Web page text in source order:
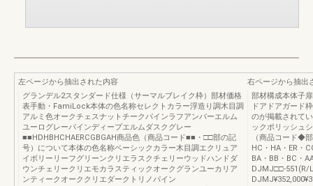
左ページから抽出された内容
グランデル2スタンダード仕様（サーマルブレイク枠）部材価格
表手動・FamiLock本体の色名称セレクトカラー浮造り調木目調
アルミ色オークチェスナットチークパインラフアンバーエルム
ユーログレーパインディープエルムダスクグレー
■■HDHBHCHAERCGBGAH商品色（商品コード■■・□□部の記
号）について本体の色名称ベーシックカラー木目調エクリュア
イボリーリーフグリーンクリエラスクチェリーウッドハンドダ
ウンチェリークリエモカラスティックオークグランユーカリア
ンティークオーククリエダークトリノパイン
右ページから抽出
部材構成本体子
ドアドアガード
のが掲載されて
ックポリッシュ
（商品コード◆
HC・HA・ER・
BA・BB・BC・
DJMJ□□-551(R/